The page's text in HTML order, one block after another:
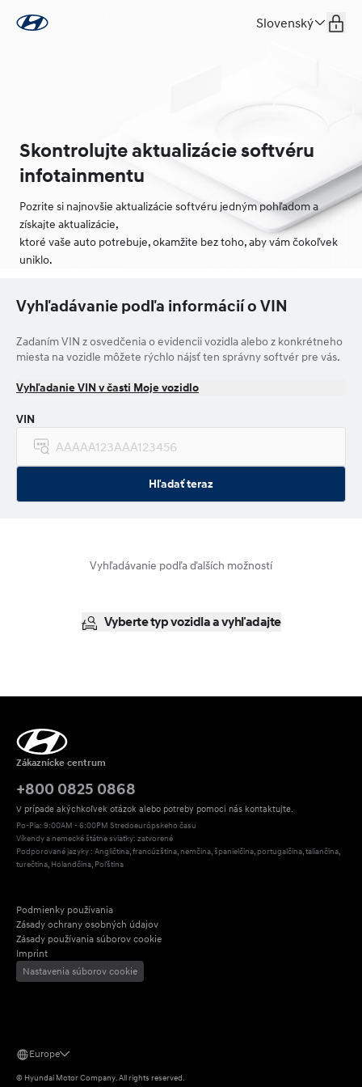
Slovenský
Skontrolujte aktualizácie softvéru
infotainmentu
Pozrite si najnovšie aktualizácie softvéru jedným pohľadom a
získajte aktualizácie,
ktoré vaše auto potrebuje, okamžite bez toho, aby vám čokoľvek
uniklo.
Vyhľadávanie podľa informácií o VIN
Zadaním VIN z osvedčenia o evidencii vozidla alebo z konkrétneho
miesta na vozidle môžete rýchlo nájsť ten správny softvér pre vás.
Vyhľadanie VIN v časti Moje vozidlo
VIN
Hľadať teraz
Vyhľadávanie podľa ďalších možností
Vyberte typ vozidla a vyhľadajte
Zákaznícke centrum
+800 0825 0868
V prípade akýchkoľvek otázok alebo potreby pomoci nás kontaktujte.
Po-Pia: 9:00AM - 6:00PM Stredoeurópskeho času
Víkendy a nemecké štátne sviatky: zatvorené
Podporované jazyky : Angličtina, francúzština, nemčina, španielčina, portugalčina, taliančina,
turečtina, Holandčina, Poľština
Podmienky používania
Zásady ochrany osobných údajov
Zásady používania súborov cookie
Imprint
Nastavenia súborov cookie
Europe
© Hyundai Motor Company.All rights reserved.